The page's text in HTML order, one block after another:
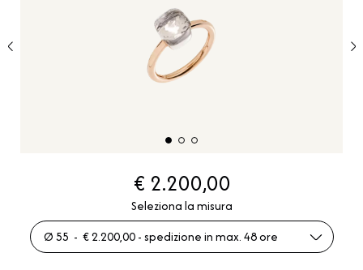
€ 2.200,00
Seleziona la misura
Ø 55 - € 2.200,00 - spedizione in max. 48 ore